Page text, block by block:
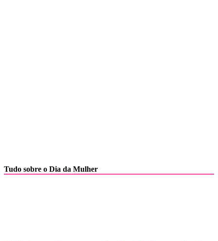
Tudo sobre o Dia da Mulher